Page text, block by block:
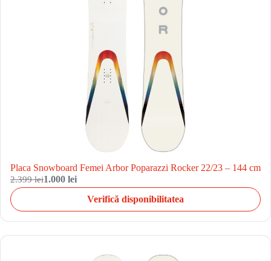
Placa Snowboard Femei Arbor Poparazzi Rocker 22/23 – 144 cm
2.399 lei1.000 lei
Verifică disponibilitatea